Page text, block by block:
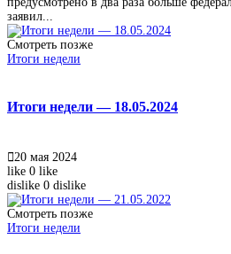
заявил...
Смотреть позже
Итоги недели
Итоги недели — 18.05.2024
20 мая 2024
like 0 like
dislike 0 dislike
Смотреть позже
Итоги недели